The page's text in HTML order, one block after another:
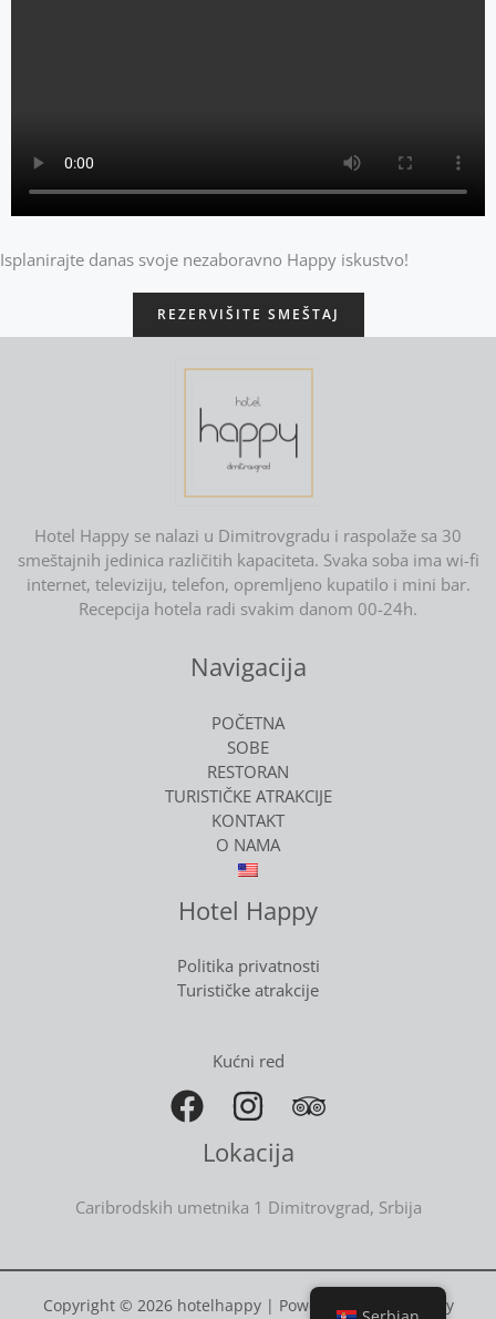
Isplanirajte danas svoje nezaboravno Happy iskustvo!
REZERVIŠITE SMEŠTAJ
Hotel Happy se nalazi u Dimitrovgradu i raspolaže sa 30
smeštajnih jedinica različitih kapaciteta. Svaka soba ima wi-fi
internet, televiziju, telefon, opremljeno kupatilo i mini bar.
Recepcija hotela radi svakim danom 00-24h.
Navigacija
POČETNA
SOBE
RESTORAN
TURISTIČKE ATRAKCIJE
KONTAKT
O NAMA
Hotel Happy
Politika privatnosti
Turističke atrakcije
Kućni red
Lokacija
Caribrodskih umetnika 1 Dimitrovgrad, Srbija
Copyright © 2026 hotelhappy | Powered by hotelhappy